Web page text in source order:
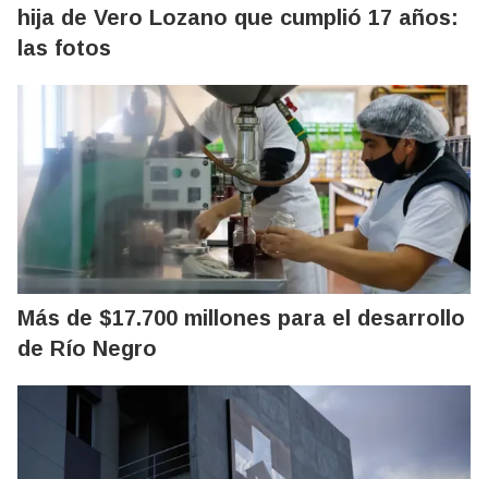
hija de Vero Lozano que cumplió 17 años:
las fotos
Más de $17.700 millones para el desarrollo
de Río Negro